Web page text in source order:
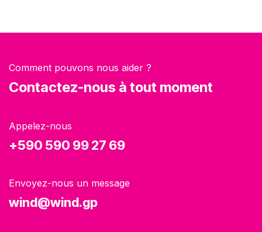
Comment pouvons nous aider ?
Contactez-nous à tout moment
Appelez-nous
+590 590 99 27 69
Envoyez-nous un message
wind@wind.gp